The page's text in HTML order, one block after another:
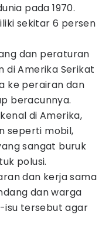
pada 1970.
sekitar 6 persen
dan peraturan
di Amerika Serikat
ke perairan dan
beracunnya.
di Amerika,
seperti mobil,
sangat buruk
polusi.
dan kerja sama
dan warga
isu tersebut agar